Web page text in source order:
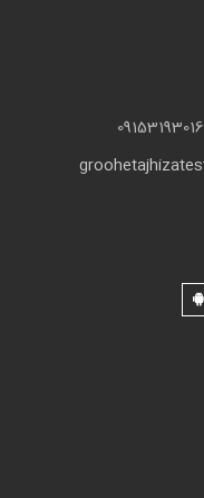
09153193016